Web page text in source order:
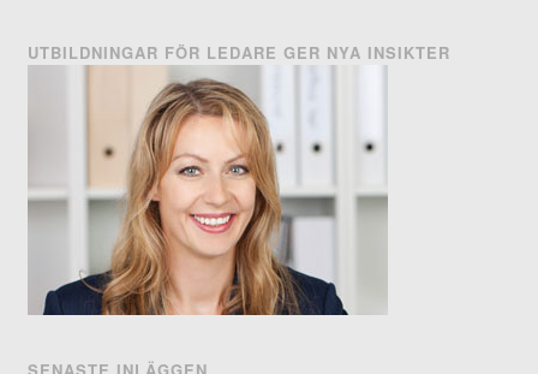
UTBILDNINGAR FÖR LEDARE GER NYA INSIKTER